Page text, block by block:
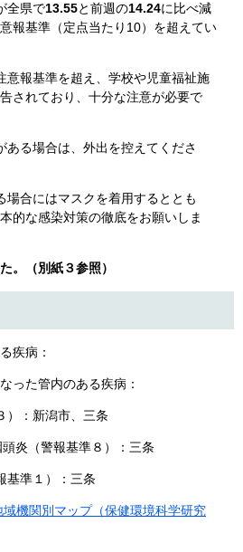
全県で13.55と前週の14.24に比べ減
報基準（定点当たり10）を超えてい
報基準を超え、学校や児童福祉施
されており、十分な注意が必要で
る場合は、外出を控えてくださ
合にはマスクを着用するととも
的な感染対策の徹底をお願いしま
。（別紙３参照）
疾病：
った管内のある疾病：
）：新潟市、三条
炎（警報基準８）：三条
基準１）：三条
機関別マップ（保健環境科学研究